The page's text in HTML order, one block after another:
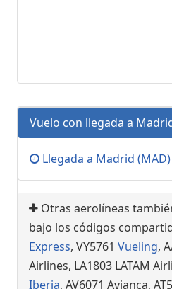
Vuelo con llegada a
Llegada a Madrid (MAD)
Otras aerolíneas
bajo los códigos
Express, VY5761 Vueling,
Airlines, LA1803 LATAM
Iberia, AV6071 Avianca,